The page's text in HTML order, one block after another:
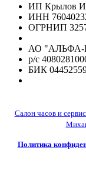
ИП Крылов
ИНН
ОГРНИП
АО
р/с
БИК
Салон часов и
Политика